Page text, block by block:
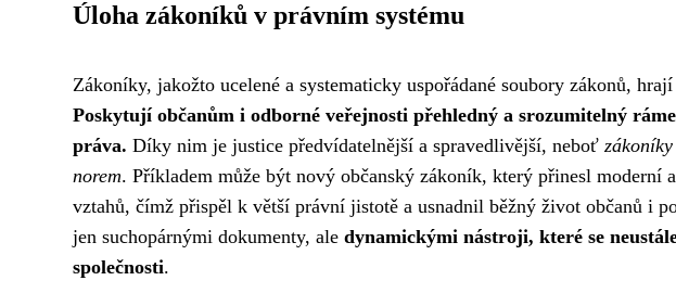
Úloha zákoníků v právním systému
Zákoníky, jakožto ucelené a systematicky uspořádané soubory zákonů,
Poskytují občanům i odborné veřejnosti přehledný a srozumitelný
práva. Díky nim je justice předvídatelnější a spravedlivější, neboť
norem. Příkladem může být nový občanský zákoník, který přinesl moderní
vztahů, čímž přispěl k větší právní jistotě a usnadnil běžný život občanů i
jen suchopárnými dokumenty, ale dynamickými nástroji, které se
společnosti.